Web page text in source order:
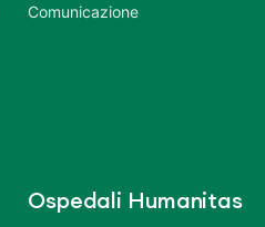
Comunicazione
Ospedali Humanitas